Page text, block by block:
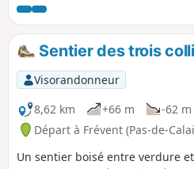
devenant très difficile en période
ravin.
Sentier des trois
Visorandonneur
8,62 km
+66 m -62 m
Départ à Frévent (Pas-de-
Un sentier boisé entre verdure